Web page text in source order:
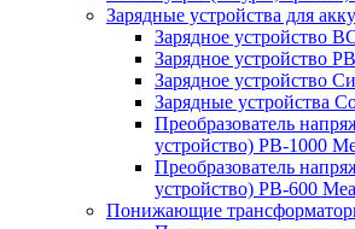
Зарядные устройства для
Зарядное устройство
Зарядное устройство
Зарядное устройство
Зарядные устройства
Преобразователь
устройство) PB-1000
Преобразователь
устройство) PB-600
Понижающие